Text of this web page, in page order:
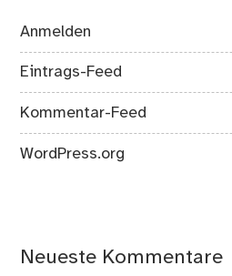
Anmelden
Eintrags-Feed
Kommentar-Feed
WordPress.org
Neueste Kommentare